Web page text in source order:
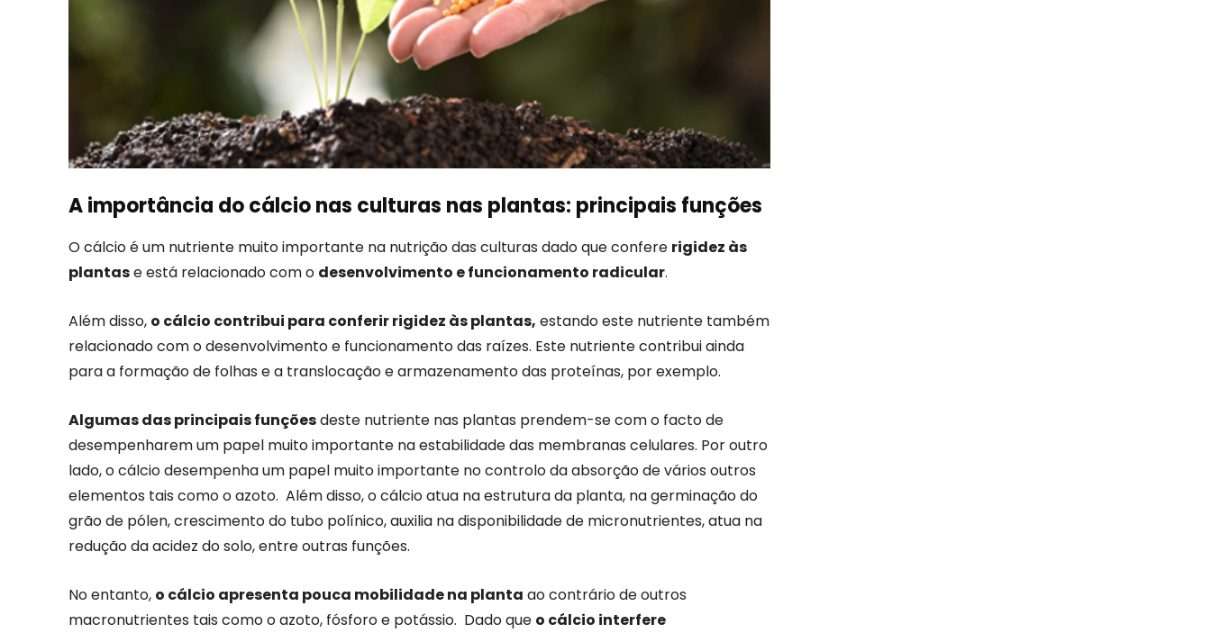
A importância do cálcio nas culturas nas plantas: principais funções
O cálcio é um nutriente muito importante na nutrição das culturas dado que confere rigidez às
plantase está relacionado com o desenvolvimento e funcionamento radicular.
Além disso, o cálcio contribui para conferir rigidez às plantas, estando este nutriente também
relacionado com o desenvolvimento e funcionamento das raízes. Este nutriente contribui ainda
para a formação de folhas e a translocação e armazenamento das proteínas, por exemplo.
Algumas das principais funçõesdeste nutriente nas plantas prendem-se com o facto de
desempenharem um papel muito importante na estabilidade das membranas celulares. Por outro
lado, o cálcio desempenha um papel muito importante no controlo da absorção de vários outros
elementos tais como o azoto. Além disso, o cálcio atua na estrutura da planta, na germinação do
grão de pólen, crescimento do tubo polínico, auxilia na disponibilidade de micronutrientes, atua na
redução da acidez do solo, entre outras funções.
No entanto, o cálcio apresenta pouca mobilidade na planta ao contrário de outros
macronutrientes tais como o azoto, fósforo e potássio. Dado que o cálcio interfere